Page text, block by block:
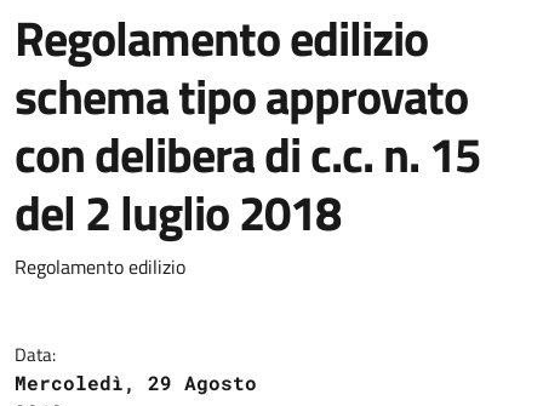
Regolamento edilizio
schema tipo approvato
con delibera di c.c. n. 15
del 2 luglio 2018
Regolamento edilizio
Data:
Mercoledì, 29 Agosto